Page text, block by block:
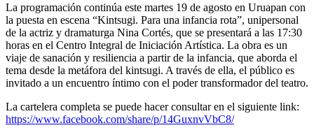
La programación continúa este martes 19 de agosto en Uruapan con
la puesta en escena “Kintsugi. Para una infancia rota”, unipersonal
de la actriz y dramaturga Nina Cortés, que se presentará a las 17:30
horas en el Centro Integral de Iniciación Artística. La obra es un
viaje de sanación y resiliencia a partir de la infancia, que aborda el
tema desde la metáfora del kintsugi. A través de ella, el público es
invitado a un encuentro íntimo con el poder transformador del teatro.
La cartelera completa se puede hacer consultar en el siguiente link:
https://www.facebook.com/share/p/14GuxnvVbC8/